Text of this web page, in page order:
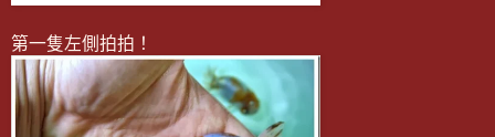
第一隻左側拍拍！